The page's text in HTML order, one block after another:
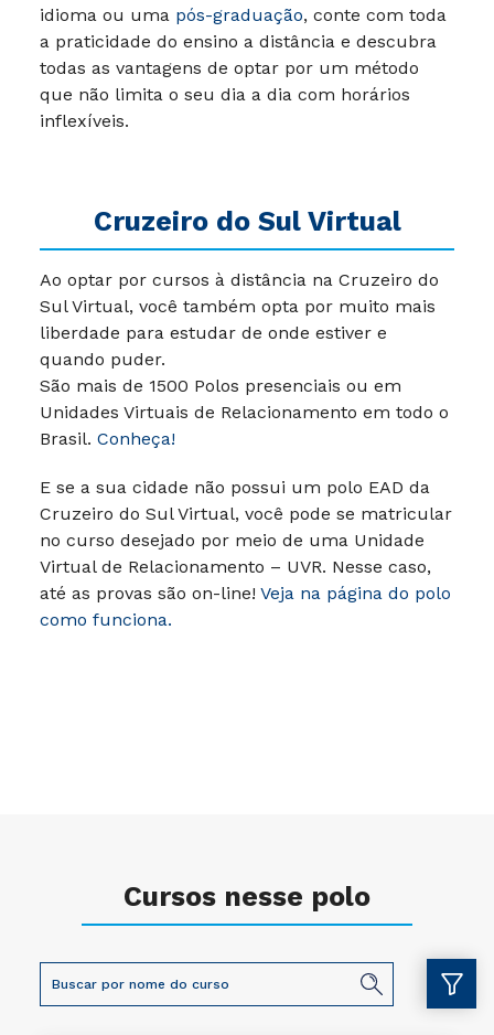
idioma ou uma pós-graduação, conte com toda
a praticidade do ensino a distância e descubra
todas as vantagens de optar por um método
que não limita o seu dia a dia com horários
inflexíveis.
Cruzeiro do Sul Virtual
Ao optar por cursos à distância na Cruzeiro do
Sul Virtual, você também opta por muito mais
liberdade para estudar de onde estiver e
quando puder.
São mais de 1500 Polos presenciais ou em
Unidades Virtuais de Relacionamento em todo o
Brasil. Conheça!
E se a sua cidade não possui um polo EAD da
Cruzeiro do Sul Virtual, você pode se matricular
no curso desejado por meio de uma Unidade
Virtual de Relacionamento – UVR. Nesse caso,
até as provas são on-line! Veja na página do polo
como funciona.
Cursos nesse polo